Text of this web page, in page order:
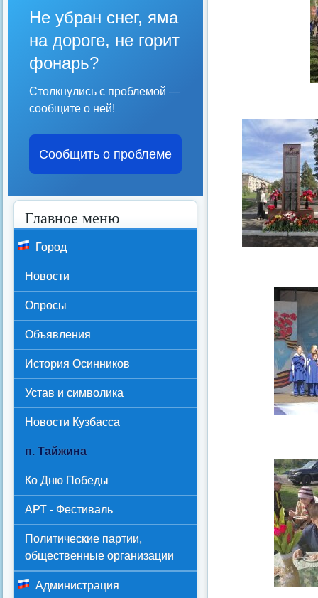
Не убран снег, яма
на дороге, не горит
фонарь?
Столкнулись с проблемой —
сообщите о ней!
Сообщить о проблеме
Главное меню
Город
Новости
Опросы
Объявления
История Осинников
Устав и символика
Новости Кузбасса
п. Тайжина
Ко Дню Победы
АРТ - Фестиваль
Политические партии,
общественные организации
Администрация